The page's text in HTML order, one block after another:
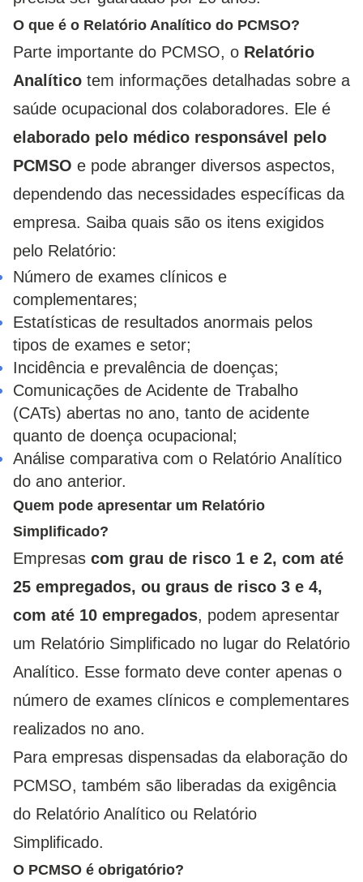
O que é o Relatório Analítico do PCMSO?
Parte importante do PCMSO, o Relatório
Analítico tem informações detalhadas sobre a
saúde ocupacional dos colaboradores. Ele é
elaborado pelo médico responsável pelo
PCMSO e pode abranger diversos aspectos,
dependendo das necessidades específicas da
empresa. Saiba quais são os itens exigidos
pelo Relatório:
Número de exames clínicos e
complementares;
Estatísticas de resultados anormais pelos
tipos de exames e setor;
Incidência e prevalência de doenças;
Comunicações de Acidente de Trabalho
(CATs) abertas no ano, tanto de acidente
quanto de doença ocupacional;
Análise comparativa com o Relatório Analítico
do ano anterior.
Quem pode apresentar um Relatório
Simplificado?
Empresas com grau de risco 1 e 2, com até
25 empregados, ou graus de risco 3 e 4,
com até 10 empregados, podem apresentar
um Relatório Simplificado no lugar do Relatório
Analítico. Esse formato deve conter apenas o
número de exames clínicos e complementares
realizados no ano.
Para empresas dispensadas da elaboração do
PCMSO, também são liberadas da exigência
do Relatório Analítico ou Relatório
Simplificado.
O PCMSO é obrigatório?